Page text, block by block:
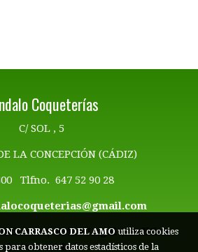
Coqueterías
C/ SOL , 5
LA CONCEPCIÓN (CÁDIZ)
Tlfno. 647 52 90 28
| Aviso Legal |Politica
de Privacidad
CARRASCO DEL AMO utiliza cookies
obtener datos estadísticos de la